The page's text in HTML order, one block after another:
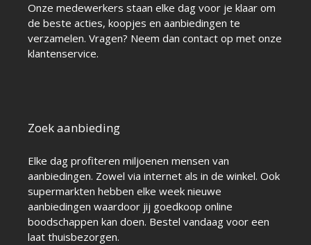
Onze medewerkers staan elke dag voor je klaar om
de beste acties, koopjes en aanbiedingen te
verzamelen. Vragen? Neem dan contact op met onze
klantenservice.
Zoek aanbieding
Elke dag profiteren miljoenen mensen van
aanbiedingen. Zowel via internet als in de winkel. Ook
supermarkten hebben elke week nieuwe
aanbiedingen waardoor jij goedkoop online
boodschappen kan doen. Bestel vandaag voor een
laat thuisbezorgen.